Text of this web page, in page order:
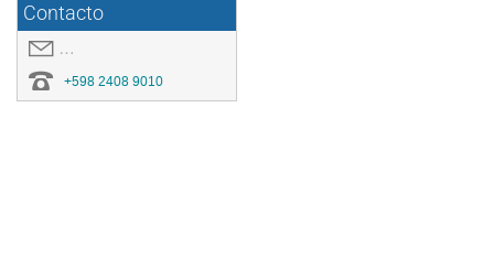
Contacto
covid19.congresoei@gmail.com
+598 2408 9010